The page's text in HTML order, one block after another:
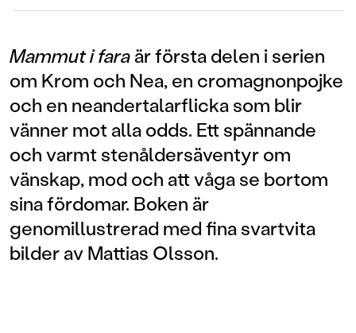
Mammut i faraär första delen i serien
om Krom och Nea, en cromagnonpojke
och en neandertalarflicka som blir
vänner mot alla odds. Ett spännande
och varmt stenåldersäventyr om
vänskap, mod och att våga se bortom
sina fördomar. Boken är
genomillustrerad med fina svartvita
bilder av Mattias Olsson.